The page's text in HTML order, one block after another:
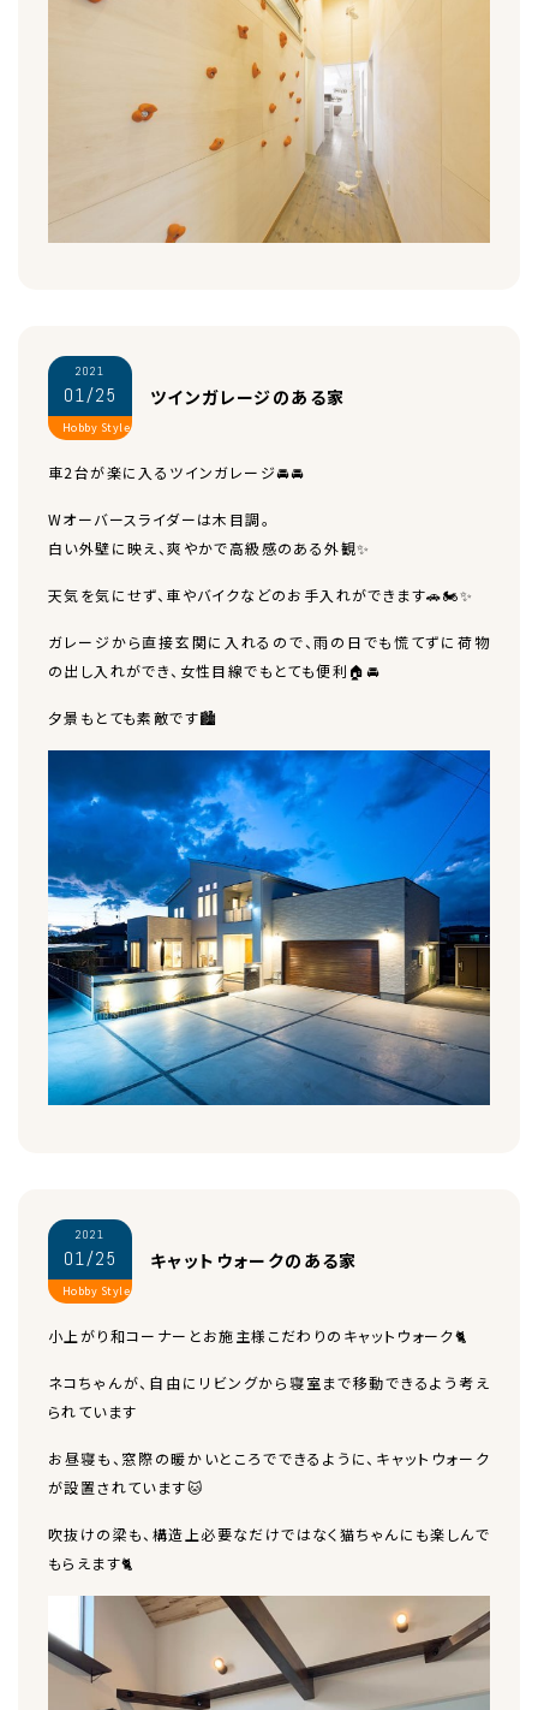
2021
01/25
Hobby Style
ツインガレージのある家
車2台が楽に入るツインガレージ🚘🚘
Wオーバースライダーは木目調。
白い外壁に映え、爽やかで高級感のある外観✨
天気を気にせず、車やバイクなどのお手入れができます🚗🏍✨
ガレージから直接玄関に入れるので、雨の日でも慌てずに荷物
の出し入れができ、女性目線でもとても便利🏠🚘
夕景もとても素敵です🏙
2021
01/25
Hobby Style
キャットウォークのある家
小上がり和コーナーとお施主様こだわりのキャットウォーク🐈
ネコちゃんが、自由にリビングから寝室まで移動できるよう考え
られています
お昼寝も、窓際の暖かいところでできるように、キャットウォーク
が設置されています🐱
吹抜けの梁も、構造上必要なだけではなく猫ちゃんにも楽しんで
もらえます🐈